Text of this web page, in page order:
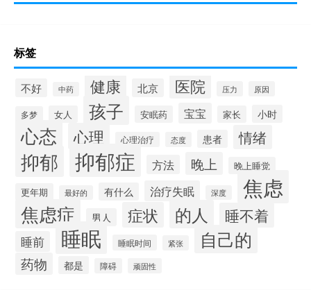
标签
不好 中药 健康 北京 医院 压力 原因
多梦 女人 孩子 安眠药 宝宝 家长 小时
心态 心理 心理治疗 态度 患者 情绪
抑郁 抑郁症 方法 晚上
晚上睡觉
更年期
最好的 有什么 治疗失眠 深度 焦虑
焦虑症 男人 症状 的人 睡不着
睡前 睡眠 睡眠时间 紧张 自己的
药物 都是 障碍 顽固性